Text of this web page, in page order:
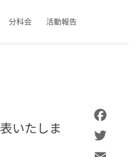
分科会 活動報告
いたしま
Facebook
Twitter